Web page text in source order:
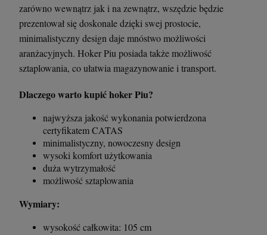
zarówno wewnątrz jak i na zewnątrz, wszędzie będzie
prezentował się doskonale dzięki swej prostocie,
minimalistyczny design daje mnóstwo możliwości
aranżacyjnych. Hoker Piu posiada także możliwość
sztaplowania, co ułatwia magazynowanie i transport.
Dlaczego warto kupić hoker Piu?
najwyższa jakość wykonania potwierdzona
certyfikatem CATAS
minimalistyczny, nowoczesny design
wysoki komfort użytkowania
duża wytrzymałość
możliwość sztaplowania
Wymiary:
wysokość całkowita: 105 cm